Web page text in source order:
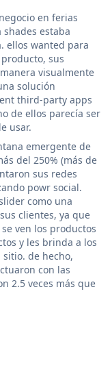
en ferias
estaba
ellos wanted para
sus
visualmente
solución
third-party apps
de ellos parecía ser
usar.
emergente de
del 250% (más de
sus redes
powr social.
como una
clientes, ya que
ven los productos
y les brinda a los
de hecho,
con las
2.5 veces más que